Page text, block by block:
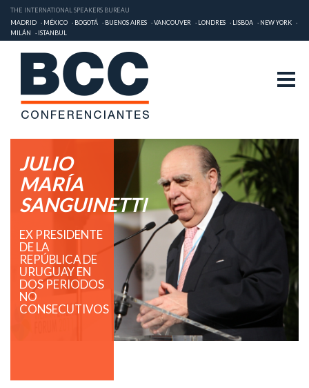
THE INTERNATIONAL SPEAKERS BUREAU
MADRID
MÉXICO BOGOTÁ BUENOS AIRES VANCOUVER LONDRES LISBOA
NEW YORK
MILÁN
ISTANBUL
JULIO
MARÍA
SANGUINETTI
EX PRESIDENTE
DE LA
REPÚBLICA DE
URUGUAY EN
DOS PERIODOS
NO
CONSECUTIVOS